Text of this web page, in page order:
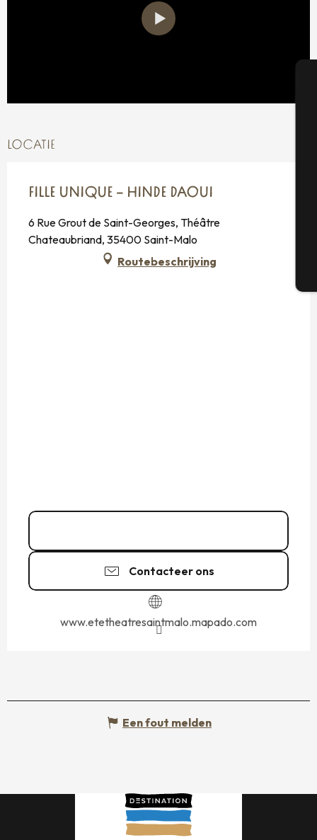
LOCATIE
FILLE UNIQUE – HINDE DAOUI
6 Rue Grout de Saint-Georges, Théâtre
Chateaubriand, 35400 Saint-Malo
Routebeschrijving
Contacteer ons
www.etetheatresaintmalo.mapado.com
Een fout melden